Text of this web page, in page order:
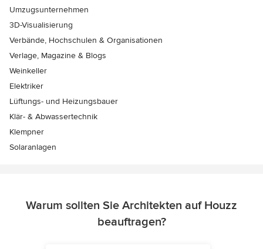
Umzugsunternehmen
3D-Visualisierung
Verbände, Hochschulen & Organisationen
Verlage, Magazine & Blogs
Weinkeller
Elektriker
Lüftungs- und Heizungsbauer
Klär- & Abwassertechnik
Klempner
Solaranlagen
Warum sollten Sie Architekten auf Houzz
beauftragen?